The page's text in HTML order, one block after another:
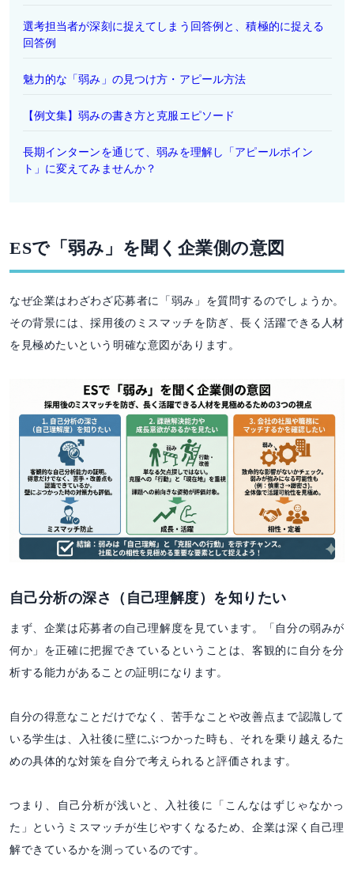
選考担当者が深刻に捉えてしまう回答例と、積極的に捉える
回答例
魅力的な「弱み」の見つけ方・アピール方法
【例文集】弱みの書き方と克服エピソード
長期インターンを通じて、弱みを理解し「アピールポイン
ト」に変えてみませんか？
ESで「弱み」を聞く企業側の意図
なぜ企業はわざわざ応募者に「弱み」を質問するのでしょうか。
その背景には、採用後のミスマッチを防ぎ、長く活躍できる人材
を見極めたいという明確な意図があります。
自己分析の深さ（自己理解度）を知りたい
まず、企業は応募者の自己理解度を見ています。「自分の弱みが
何か」を正確に把握できているということは、客観的に自分を分
析する能力があることの証明になります。
自分の得意なことだけでなく、苦手なことや改善点まで認識して
いる学生は、入社後に壁にぶつかった時も、それを乗り越えるた
めの具体的な対策を自分で考えられると評価されます。
つまり、自己分析が浅いと、入社後に「こんなはずじゃなかっ
た」というミスマッチが生じやすくなるため、企業は深く自己理
解できているかを測っているのです。